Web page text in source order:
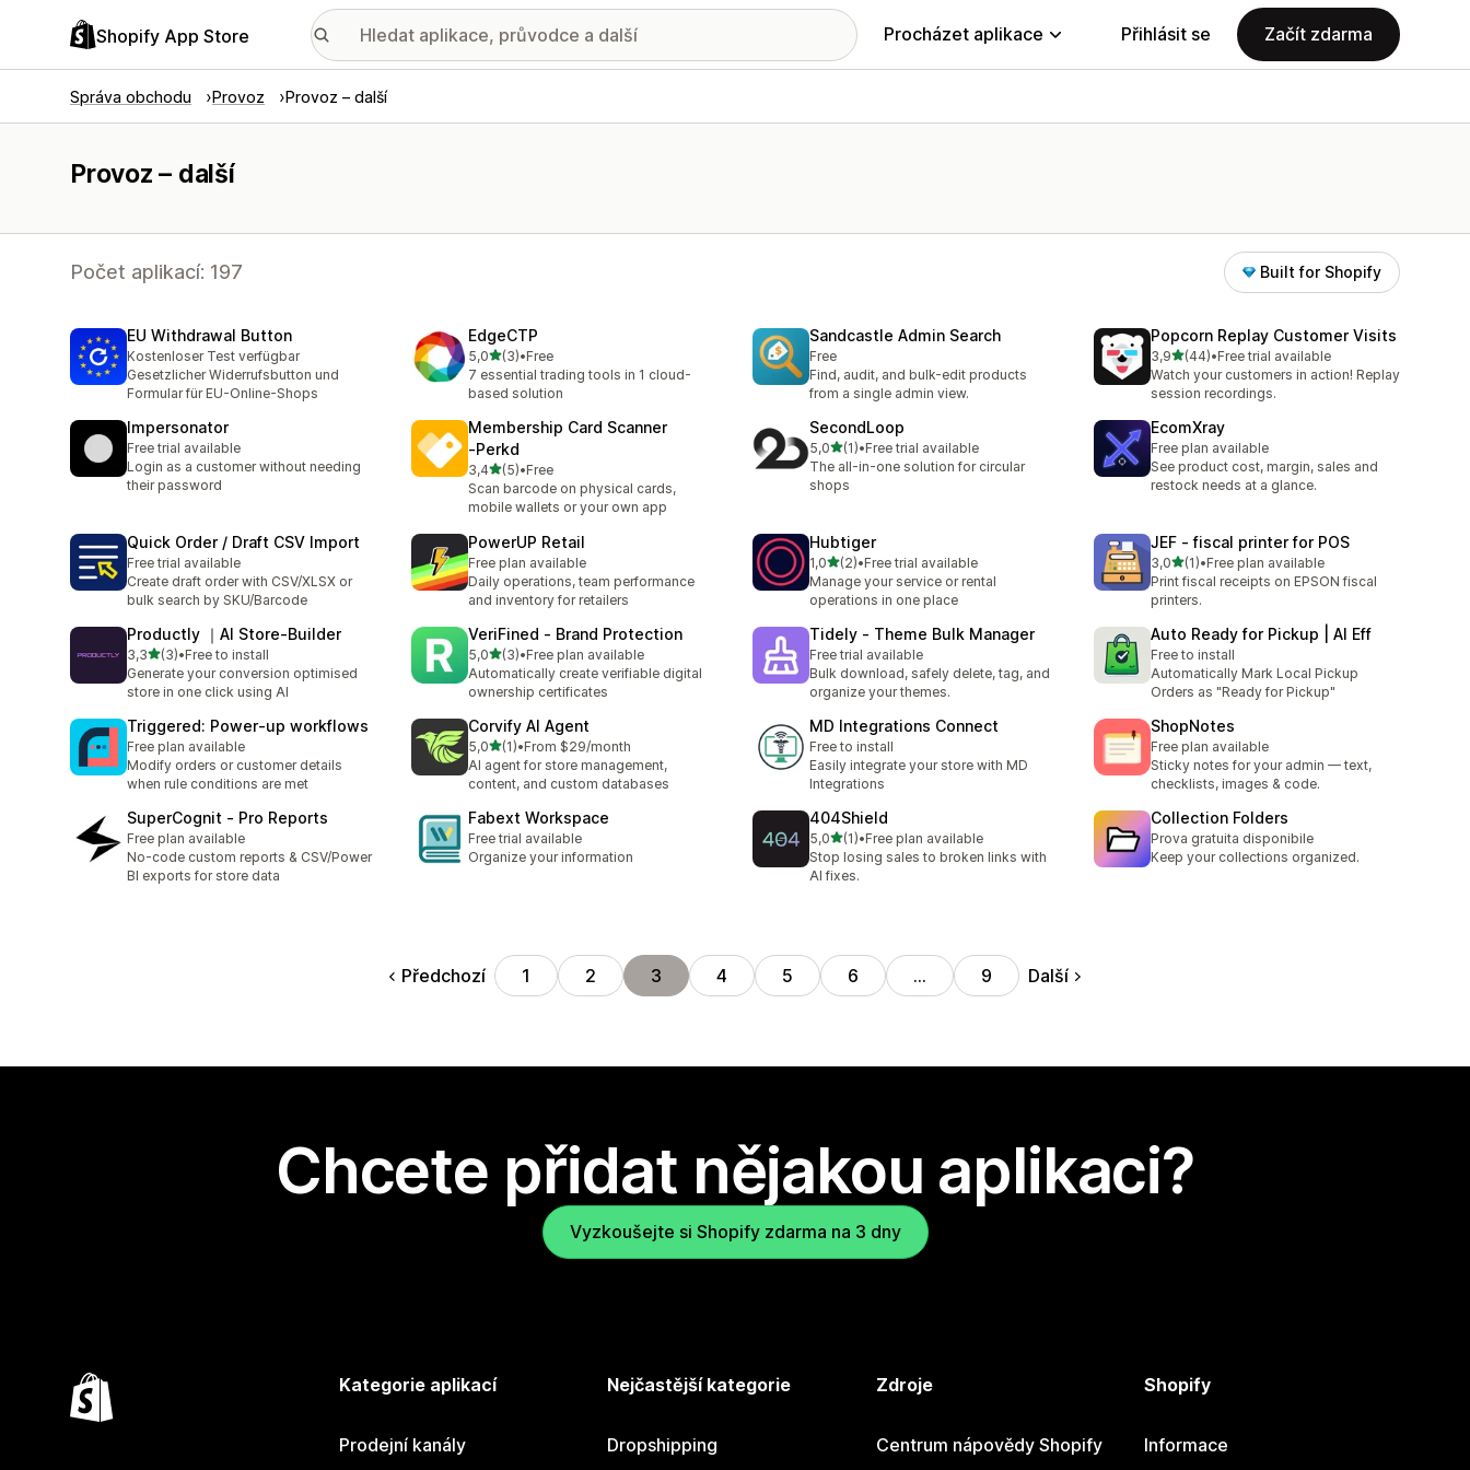
Shopify App Store Procházet aplikace Přihlásit se Začít zdarma
Správa obchodu Provoz Provoz – další
Provoz – další
Počet aplikací: 197 Built for Shopify
EU Withdrawal Button
Kostenloser Test verfügbar
Gesetzlicher Widerrufsbutton und
Formular für EU-Online-Shops
EdgeCTP
5,0z 5 hvězd
(3)
Celkový počet recenzí: 3
•Free
7 essential trading tools in 1 cloud-
based solution
Sandcastle Admin Search
Free
Find, audit, and bulk-edit products
from a single admin view.
Popcorn Replay Customer Visits
3,9z 5 hvězd
(44)
Celkový počet recenzí: 44
•Free trial available
Watch your customers in action! Replay
session recordings.
Impersonator
Free trial available
Login as a customer without needing
their password
Membership Card Scanner
‑Perkd
3,4z 5 hvězd
(5)
Celkový počet recenzí: 5
•Free
Scan barcode on physical cards,
mobile wallets or your own app
SecondLoop
5,0z 5 hvězd
(1)
Celkový počet recenzí: 1
•Free trial available
The all-in-one solution for circular
shops
EcomXray
Free plan available
See product cost, margin, sales and
restock needs at a glance.
Quick Order / Draft CSV Import
Free trial available
Create draft order with CSV/XLSX or
bulk search by SKU/Barcode
PowerUP Retail
Free plan available
Daily operations, team performance
and inventory for retailers
Hubtiger
1,0z 5 hvězd
(2)
Celkový počet recenzí: 2
•Free trial available
Manage your service or rental
operations in one place
JEF ‑ fiscal printer for POS
3,0z 5 hvězd
(1)
Celkový počet recenzí: 1
•Free plan available
Print fiscal receipts on EPSON fiscal
printers.
Productly ｜AI Store‑Builder
3,3z 5 hvězd
(3)
Celkový počet recenzí: 3
•Free to install
Generate your conversion optimised
store in one click using AI
VeriFined ‑ Brand Protection
5,0z 5 hvězd
(3)
Celkový počet recenzí: 3
•Free plan available
Automatically create verifiable digital
ownership certificates
Tidely ‑ Theme Bulk Manager
Free trial available
Bulk download, safely delete, tag, and
organize your themes.
Auto Ready for Pickup | AI Eff
Free to install
Automatically Mark Local Pickup
Orders as "Ready for Pickup"
Triggered: Power‑up workflows
Free plan available
Modify orders or customer details
when rule conditions are met
Corvify AI Agent
5,0z 5 hvězd
(1)
Celkový počet recenzí: 1
•From $29/month
AI agent for store management,
content, and custom databases
MD Integrations Connect
Free to install
Easily integrate your store with MD
Integrations
ShopNotes
Free plan available
Sticky notes for your admin — text,
checklists, images & code.
SuperCognit ‑ Pro Reports
Free plan available
No-code custom reports & CSV/Power
BI exports for store data
Fabext Workspace
Free trial available
Organize your information
404Shield
5,0z 5 hvězd
(1)
Celkový počet recenzí: 1
•Free plan available
Stop losing sales to broken links with
AI fixes.
Collection Folders
Prova gratuita disponibile
Keep your collections organized.
Předchozí 1 2 3 4 5 6 … 9 Další
Chcete přidat nějakou aplikaci?
Vyzkoušejte si Shopify zdarma na 3 dny
Kategorie aplikací
Prodejní kanály
Nejčastější kategorie
Dropshipping
Zdroje
Centrum nápovědy Shopify
Shopify
Informace